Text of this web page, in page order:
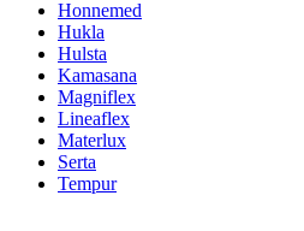
Honnemed
Hukla
Hulsta
Kamasana
Magniflex
Lineaflex
Materlux
Serta
Tempur